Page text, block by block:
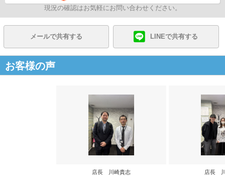
現況の確認はお気軽にお問い合わせください。
メールで共有する LINEで共有する
お客様の声
店長 川崎貴志 店長